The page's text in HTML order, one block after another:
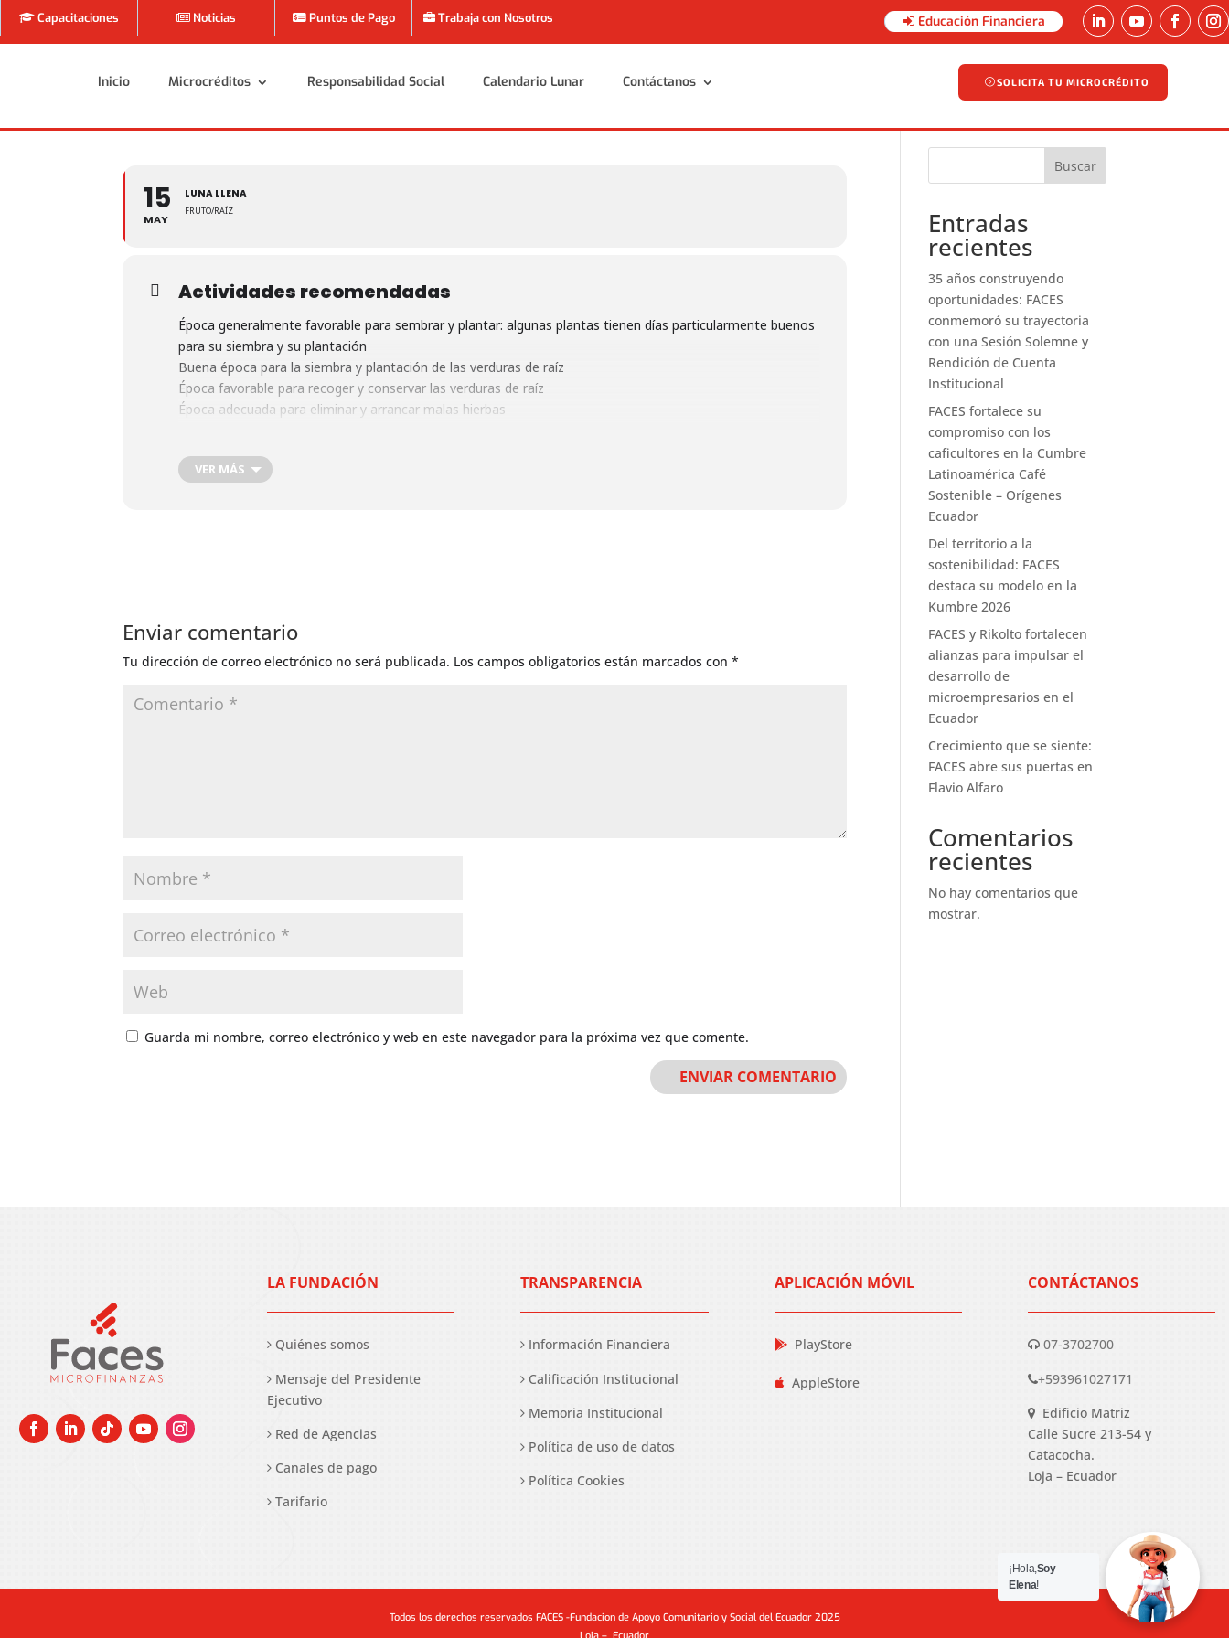
Capacitaciones Noticias Puntos de Pago Trabaja con Nosotros Educación Financiera
Inicio Microcréditos Responsabilidad Social Calendario Lunar Contáctanos SOLICITA TU MICROCRÉDITO
Inicio Microcréditos Responsabilidad Social Calendario Lunar Contáctanos SOLICITA TU MICROCRÉDITO
15
MAY
LUNA LLENA
FRUTO/RAÍZ
Actividades recomendadas
Época generalmente favorable para sembrar y plantar: algunas plantas tienen días particularmente buenos
para su siembra y su plantación
Buena época para la siembra y plantación de las verduras de raíz
Época favorable para recoger y conservar las verduras de raíz
Época adecuada para eliminar y arrancar malas hierbas
VER MÁS
Enviar comentario
Tu dirección de correo electrónico no será publicada. Los campos obligatorios están marcados con*
Guarda mi nombre, correo electrónico y web en este navegador para la próxima vez que comente.
Buscar
Entradas
recientes
35 años construyendo
oportunidades: FACES
conmemoró su trayectoria
con una Sesión Solemne y
Rendición de Cuenta
Institucional
FACES fortalece su
compromiso con los
caficultores en la Cumbre
Latinoamérica Café
Sostenible – Orígenes
Ecuador
Del territorio a la
sostenibilidad: FACES
destaca su modelo en la
Kumbre 2026
FACES y Rikolto fortalecen
alianzas para impulsar el
desarrollo de
microempresarios en el
Ecuador
Crecimiento que se siente:
FACES abre sus puertas en
Flavio Alfaro
Comentarios
recientes
No hay comentarios que
mostrar.
LA FUNDACIÓN
Quiénes somos
Mensaje del Presidente
Ejecutivo
Red de Agencias
Canales de pago
Tarifario
TRANSPARENCIA
Información Financiera
Calificación Institucional
Memoria Institucional
Política de uso de datos
Política Cookies
APLICACIÓN MÓVIL
PlayStore
AppleStore
CONTÁCTANOS
07-3702700
+593961027171
Edificio Matriz
Calle Sucre 213-54 y
Catacocha.
Loja – Ecuador
Todos los derechos reservados FACES -Fundacion de Apoyo Comunitario y Social del Ecuador 2025
¡Hola,Soy
Elena!